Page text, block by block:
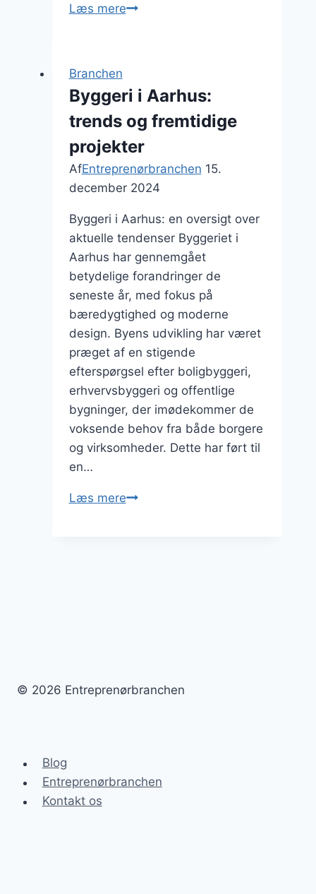
Læs mereErhvervsbyggeri
Branchen
Byggeri i Aarhus:
trends og fremtidige
projekter
AfEntreprenørbranchen 15.
december 2024
Byggeri i Aarhus: en oversigt over
aktuelle tendenser Byggeriet i
Aarhus har gennemgået
betydelige forandringer de
seneste år, med fokus på
bæredygtighed og moderne
design. Byens udvikling har været
præget af en stigende
efterspørgsel efter boligbyggeri,
erhvervsbyggeri og offentlige
bygninger, der imødekommer de
voksende behov fra både borgere
og virksomheder. Dette har ført til
en…
Læs mereByggeri
© 2026 Entreprenørbranchen
Blog
Entreprenørbranchen
Kontakt os